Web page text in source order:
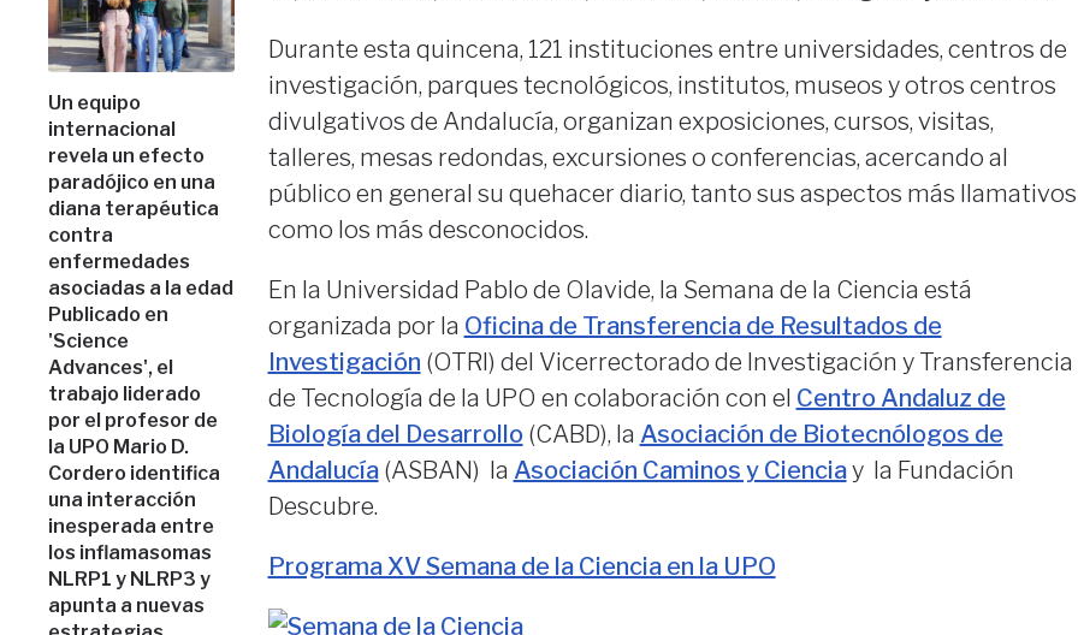
Un equipo
internacional
revela un efecto
paradójico en una
diana terapéutica
contra
enfermedades
asociadas a la edad
Publicado en
'Science
Advances', el
trabajo liderado
por el profesor de
la UPO Mario D.
Cordero identifica
una interacción
inesperada entre
los inflamasomas
NLRP1 y NLRP3 y
apunta a nuevas
Durante esta quincena, 121 instituciones entre universidades, centros de
investigación, parques tecnológicos, institutos, museos y otros centros
divulgativos de Andalucía, organizan exposiciones, cursos, visitas,
talleres, mesas redondas, excursiones o conferencias, acercando al
público en general su quehacer diario, tanto sus aspectos más llamativos
como los más desconocidos.
En la Universidad Pablo de Olavide, la Semana de la Ciencia está
organizada por la Oficina de Transferencia de Resultados de
Investigación (OTRI) del Vicerrectorado de Investigación y Transferencia
de Tecnología de la UPO en colaboración con el Centro Andaluz de
Biología del Desarrollo(CABD), la Asociación de Biotecnólogos de
Andalucía(ASBAN) la Asociación Caminos y Cienciay la Fundación
Descubre.
Programa XV Semana de la Ciencia en la UPO